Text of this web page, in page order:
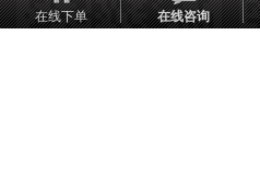
在线下单 在线咨询